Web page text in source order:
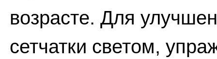
возрасте. Для
сетчатки светом,